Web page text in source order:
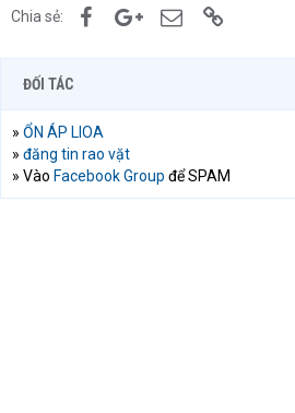
Chia sẻ: FacebookGoogle+Email
ĐỐI TÁC
» ỔN ÁP LIOA
» đăng tin rao vặt
» Vào Facebook Group để SPAM